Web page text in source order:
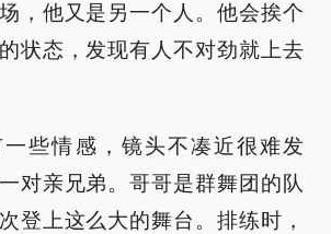
，他又是另一个人。他会挨个
状态，发现有人不对劲就上去
些情感，镜头不凑近很难发
对亲兄弟。哥哥是群舞团的队
登上这么大的舞台。排练时，